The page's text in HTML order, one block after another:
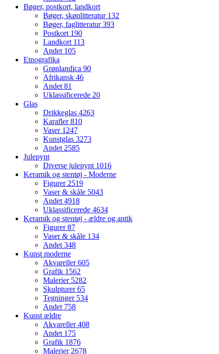
Bøger, postkort, landkort
Bøger, skønlitteratur 132
Bøger, faglitteratur393
Postkort 190
Landkort 113
Andet 105
Etnografika
Grønlandica 90
Afrikansk 46
Andet81
Uklassificerede 20
Glas
Drikkeglas 4263
Karafler810
Vaser 1247
Kunstglas 3273
Andet2585
Julepynt
Diverse julepynt 1016
Keramik og stentøj - Moderne
Figurer2519
Vaser & skåle 5043
Andet4918
Uklassificerede 4634
Keramik og stentøj - ældre og antik
Figurer87
Vaser & skåle 134
Andet348
Kunst moderne
Akvareller605
Grafik 1562
Malerier 5282
Skulpturer65
Tegninger 534
Andet 758
Kunst ældre
Akvareller408
Andet 175
Grafik 1876
Malerier2678